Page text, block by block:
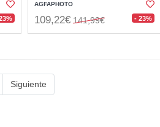
AGFAPHOTO
109,22€ 141,99€ - 23%
Siguiente